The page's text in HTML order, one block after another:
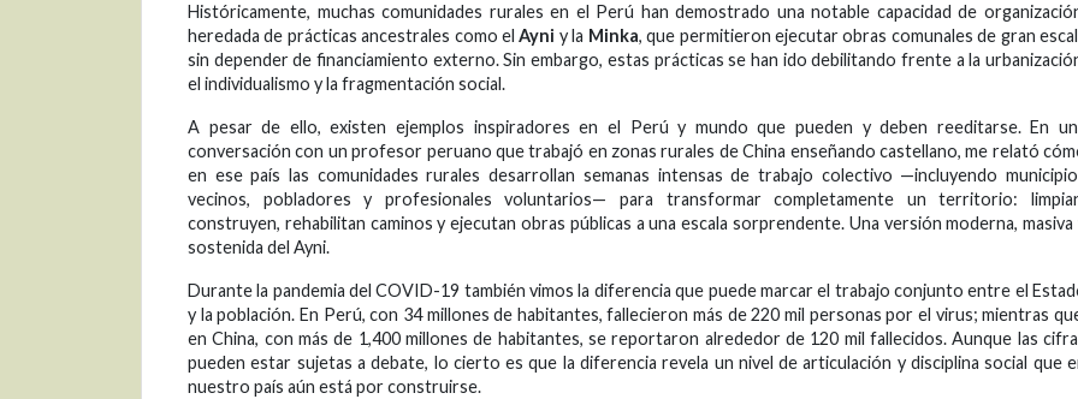
Históricamente, muchas comunidades rurales en el Perú han demostrado una notable capacidad de
heredada de prácticas ancestrales como elAyni y la Minka, que permitieron ejecutar obras comunales de gran
sin depender de financiamiento externo. Sin embargo, estas prácticas se han ido debilitando frente a la
el individualismo y la fragmentación social.
A pesar de ello, existen ejemplos inspiradores en el Perú y mundo que pueden y deben reeditarse. En
conversación con un profesor peruano que trabajó en zonas rurales de China enseñando castellano, me relató
en ese país las comunidades rurales desarrollan semanas intensas de trabajo colectivo —incluyendo
vecinos, pobladores y profesionales voluntarios— para transformar completamente un territorio:
construyen, rehabilitan caminos y ejecutan obras públicas a una escala sorprendente. Una versión moderna, masiva
sostenida del Ayni.
Durante la pandemia del COVID-19 también vimos la diferencia que puede marcar el trabajo conjunto entre el
y la población. En Perú, con 34 millones de habitantes, fallecieron más de 220 mil personas por el virus; mientras
en China, con más de 1,400 millones de habitantes, se reportaron alrededor de 120 mil fallecidos. Aunque las
pueden estar sujetas a debate, lo cierto es que la diferencia revela un nivel de articulación y disciplina social que
nuestro país aún está por construirse.